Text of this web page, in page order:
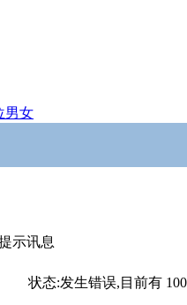
男女
示讯息
状态:发生错误,目前有